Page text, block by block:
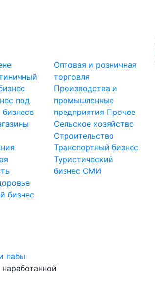
под
бизнес
Оптовая и розничная
торговля
Производства и
промышленные
предприятия Прочее
Сельское хозяйство
Строительство
Транспортный бизнес
Туристический
бизнес СМИ
пабы